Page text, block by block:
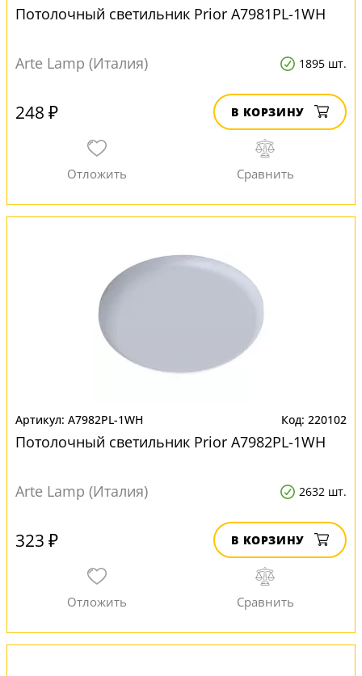
Потолочный светильник Prior A7981PL-1WH
Arte Lamp (Италия) 1895 шт.
248 ₽ В КОРЗИНУ
A7982PL-1WH 220102
Потолочный светильник Prior A7982PL-1WH
Arte Lamp (Италия) 2632 шт.
323 ₽ В КОРЗИНУ